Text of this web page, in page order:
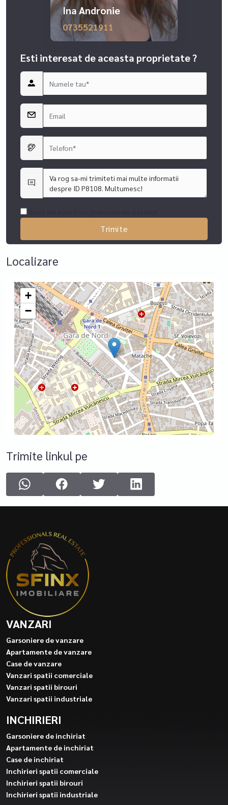
Ina Andronie
0735521911
Esti interesat de aceasta proprietate ?
Localizare
+
−
Trimite linkul pe
VANZARI
Garsoniere de vanzare
Apartamente de vanzare
Case de vanzare
Vanzari spatii comerciale
Vanzari spatii birouri
Vanzari spatii industriale
INCHIRIERI
Garsoniere de inchiriat
Apartamente de inchiriat
Case de inchiriat
Inchirieri spatii comerciale
Inchirieri spatii birouri
Inchirieri spatii industriale